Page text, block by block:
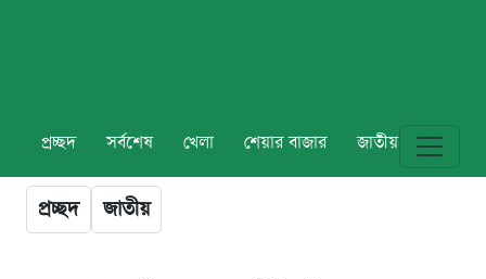
প্রচ্ছদ সর্বশেষ খেলা শেয়ার বাজার জাতীয় বিশ্ব
প্রচ্ছদ জাতীয়